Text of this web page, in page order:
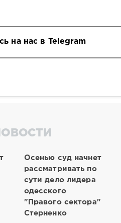
на нас в Telegram
Осенью суд начнет
рассматривать по
сути дело лидера
одесского
"Правого сектора"
Стерненко